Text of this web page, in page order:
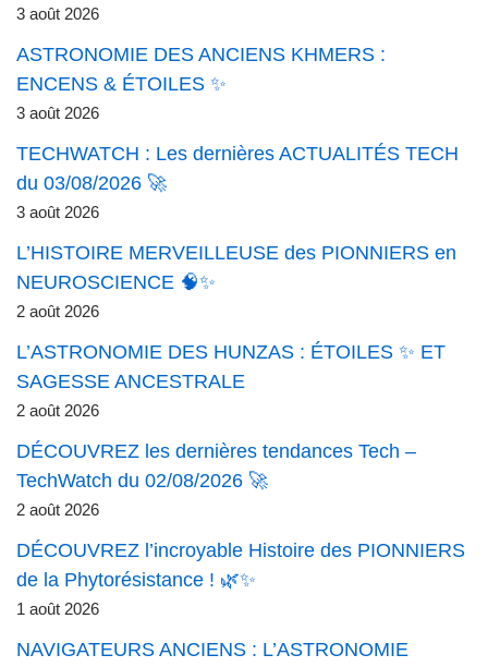
3 août 2026
ASTRONOMIE DES ANCIENS KHMERS :
ENCENS & ÉTOILES ✨
3 août 2026
TECHWATCH : Les dernières ACTUALITÉS TECH
du 03/08/2026 🚀
3 août 2026
L’HISTOIRE MERVEILLEUSE des PIONNIERS en
NEUROSCIENCE 🧠✨
2 août 2026
L’ASTRONOMIE DES HUNZAS : ÉTOILES ✨ ET
SAGESSE ANCESTRALE
2 août 2026
DÉCOUVREZ les dernières tendances Tech –
TechWatch du 02/08/2026 🚀
2 août 2026
DÉCOUVREZ l’incroyable Histoire des PIONNIERS
de la Phytorésistance ! 🌿✨
1 août 2026
NAVIGATEURS ANCIENS : L’ASTRONOMIE